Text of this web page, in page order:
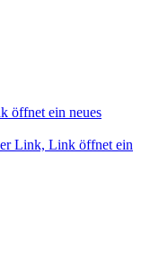
öffnet ein neues
Link, Link öffnet ein